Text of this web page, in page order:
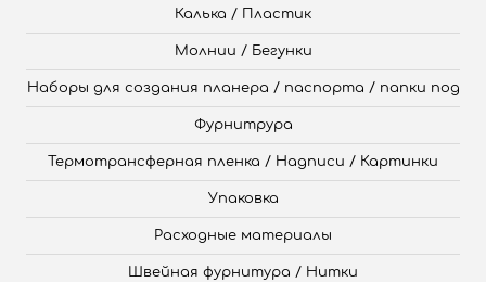
Калька / Пластик
Молнии / Бегунки
Наборы для создания планера / паспорта / папки под
Фурнитрура
Термотрансферная пленка / Надписи / Картинки
Упаковка
Расходные материалы
Швейная фурнитура / Нитки